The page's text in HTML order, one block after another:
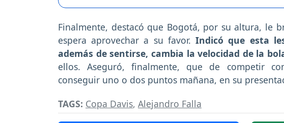
Finalmente, destacó que Bogotá, por su altura, le
espera aprovechar a su favor.Indicó que esta
además de sentirse, cambia la velocidad de la
ellos. Aseguró, finalmente, que de competir
conseguir uno o dos puntos mañana, en su
TAGS: Copa Davis, Alejandro Falla